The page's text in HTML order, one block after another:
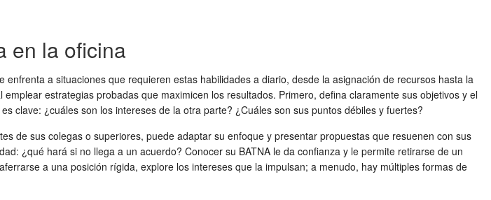
en la oficina
a situaciones que requieren estas habilidades a diario, desde la asignación de recursos hasta la
emplear estrategias probadas que maximicen los resultados. Primero, defina claramente sus objetivos y el
clave: ¿cuáles son los intereses de la otra parte? ¿Cuáles son sus puntos débiles y fuertes?
de sus colegas o superiores, puede adaptar su enfoque y presentar propuestas que resuenen con sus
¿qué hará si no llega a un acuerdo? Conocer su BATNA le da confianza y le permite retirarse de un
a una posición rígida, explore los intereses que la impulsan; a menudo, hay múltiples formas de